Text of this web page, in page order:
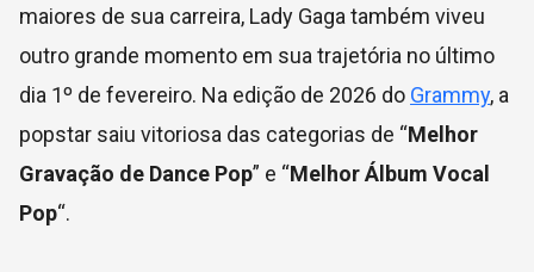
maiores de sua carreira, Lady Gaga também viveu
outro grande momento em sua trajetória no último
dia 1º de fevereiro. Na edição de 2026 do Grammy, a
popstar saiu vitoriosa das categorias de “Melhor
Gravação de Dance Pop” e “Melhor Álbum Vocal
Pop“.